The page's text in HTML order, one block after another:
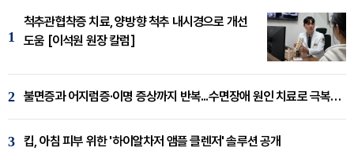
1
척추관협착증 치료, 양방향 척추 내시경으로 개선
도움 [이석원 원장 칼럼]
2 불면증과 어지럼증·이명 증상까지 반복...수면장애 원인 치료로 극복해야
3 킵, 아침 피부 위한 '하이알차저 앰플 클렌저' 솔루션 공개